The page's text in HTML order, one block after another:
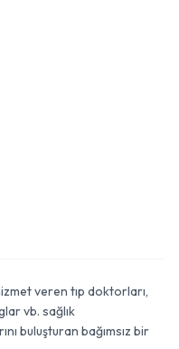
veren tıp doktorları,
vb. sağlık
buluşturan bağımsız bir